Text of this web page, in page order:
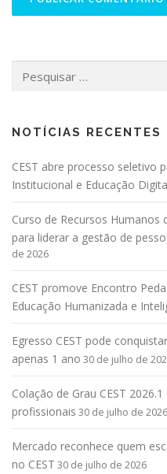
NOTÍCIAS RECENTES
CEST abre processo seletivo
Institucional e Educação
Curso de Recursos Humanos
para liderar a gestão de
de 2026
CEST promove Encontro
Educação Humanizada e
Egresso CEST pode
apenas 1 ano 30 de julho de
Colação de Grau CEST
profissionais 30 de julho de 2026
Mercado reconhece quem
no CEST 30 de julho de 2026